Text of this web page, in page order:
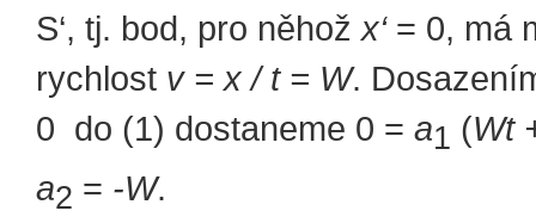
S‘, tj. bod, pro něhož x‘ = 0, má
rychlost v = x / t = W.
0 do (1) dostaneme 0 = a1 (Wt
a2 = -W.